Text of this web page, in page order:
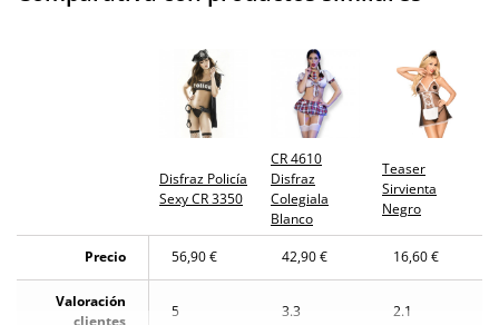
Disfraz Policía
Sexy CR 3350
CR 4610
Disfraz
Colegiala
Blanco
Teaser
Sirvienta
Negro
Precio 56,90 € 42,90 € 16,60 €
Valoración
5 3.3 2.1